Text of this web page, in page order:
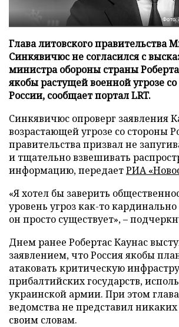
Фото:
Глава литовского правительства
Синкявичюс не согласился с
министра обороны страны
якобы растущей военной угрозе
России, сообщает портал LRT.
Синкявичюс опроверг заявления
возрастающей угрозе со стороны
правительства призвал не
и тщательно взвешивать
информацию, передаетРИА
«Я хотел бы заверить
уровень угроз как-то
он просто существует», –
Днем ранее Робертас Каунас
заявлением, что Россия якобы
атаковать критическую
прибалтийских государств,
украинской армии. При этом
ведомства не представил никаких
своим словам.